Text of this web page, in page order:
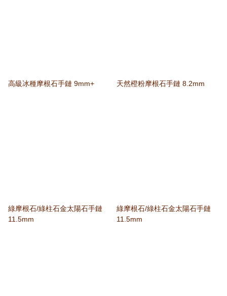
高級冰種摩根石手鏈 9mm+ 天然橙粉摩根石手鏈 8.2mm
綠摩根石/綠柱石金太陽石手鏈
11.5mm
綠摩根石/綠柱石金太陽石手鏈
11.5mm